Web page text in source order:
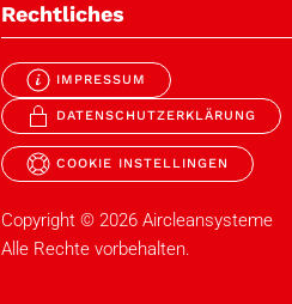
Rechtliches
IMPRESSUM
DATENSCHUTZERKLÄRUNG
COOKIE INSTELLINGEN
Copyright © 2026Aircleansysteme
Alle Rechte vorbehalten.